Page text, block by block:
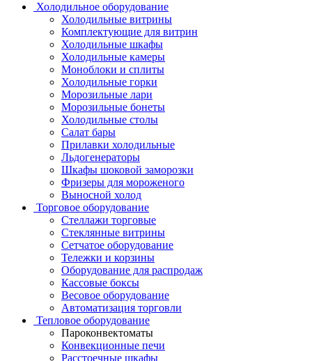
Холодильное оборудование
Холодильные витрины
Комплектующие для витрин
Холодильные шкафы
Холодильные камеры
Моноблоки и сплиты
Холодильные горки
Морозильные лари
Морозильные бонеты
Холодильные столы
Салат бары
Прилавки холодильные
Льдогенераторы
Шкафы шоковой заморозки
Фризеры для мороженого
Выносной холод
Торговое оборудование
Стеллажи торговые
Стеклянные витрины
Сетчатое оборудование
Тележки и корзины
Оборудование для распродаж
Кассовые боксы
Весовое оборудование
Автоматизация торговли
Тепловое оборудование
Пароконвектоматы
Конвекционные печи
Расстоечные шкафы